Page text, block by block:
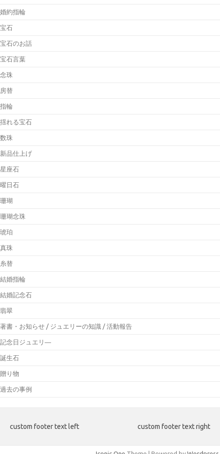
婚約指輪
宝石
宝石のお話
宝石言葉
念珠
房替
指輪
揺れる宝石
数珠
新品仕上げ
星座石
曜日石
珊瑚
珊瑚念珠
琥珀
真珠
糸替
結婚指輪
結婚記念石
翡翠
著書・お知らせ / ジュエリーの知識 / 活動報告
記念日ジュエリ―
誕生石
贈り物
過去の事例
custom footer text left custom footer text right